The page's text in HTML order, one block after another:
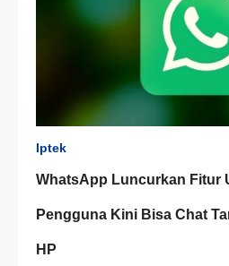
Iptek
WhatsApp Luncurkan Fitur
Pengguna Kini Bisa Chat
HP